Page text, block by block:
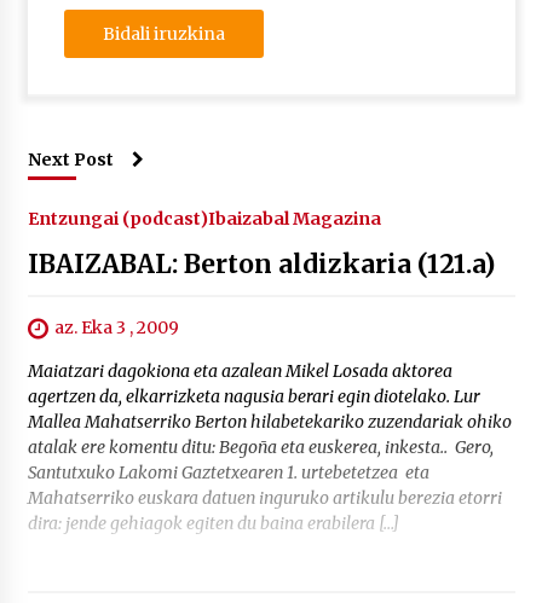
Next Post
Entzungai (podcast)Ibaizabal Magazina
IBAIZABAL: Berton aldizkaria (121.a)
az. Eka 3 , 2009
Maiatzari dagokiona eta azalean Mikel Losada aktorea
agertzen da, elkarrizketa nagusia berari egin diotelako. Lur
Mallea Mahatserriko Berton hilabetekariko zuzendariak ohiko
atalak ere komentu ditu: Begoña eta euskerea, inkesta.. Gero,
Santutxuko Lakomi Gaztetxearen 1. urtebetetzea eta
Mahatserriko euskara datuen inguruko artikulu berezia etorri
dira: jende gehiagok egiten du baina erabilera […]